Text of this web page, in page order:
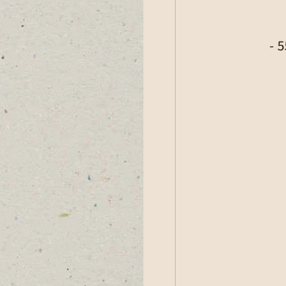
אנחנו קבוצת תושבים מתל מונד ולב השרון שחקרה ולמדה לעומק בחודשים האחרונים את תוכנית כביש 553 -